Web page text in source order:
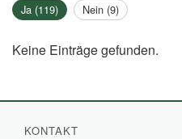
Keine Einträge gefunden.
Ja (119) Nein (9)
KONTAKT